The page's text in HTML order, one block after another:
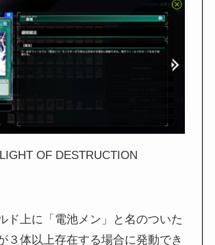
OF DESTRUCTION
ド上に「電池メン」と名のついた
３体以上存在する場合に発動でき